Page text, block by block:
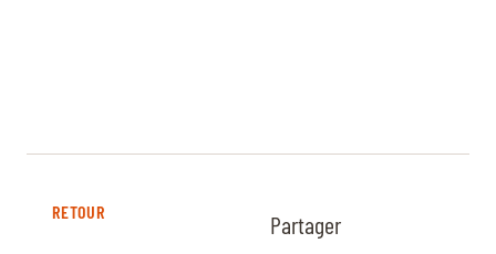
RETOUR Partager